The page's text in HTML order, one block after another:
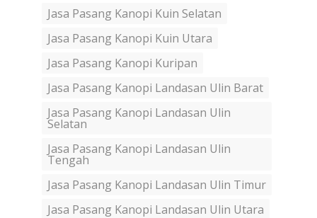
Jasa Pasang Kanopi Kuin Selatan
Jasa Pasang Kanopi Kuin Utara
Jasa Pasang Kanopi Kuripan
Jasa Pasang Kanopi Landasan Ulin Barat
Jasa Pasang Kanopi Landasan Ulin
Selatan
Jasa Pasang Kanopi Landasan Ulin
Tengah
Jasa Pasang Kanopi Landasan Ulin Timur
Jasa Pasang Kanopi Landasan Ulin Utara